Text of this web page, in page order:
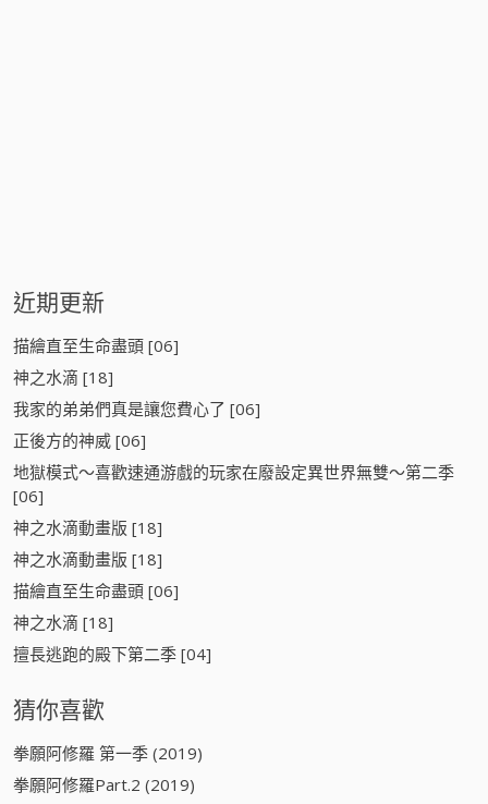
近期更新
描繪直至生命盡頭 [06]
神之水滴 [18]
我家的弟弟們真是讓您費心了 [06]
正後方的神威 [06]
地獄模式～喜歡速通游戲的玩家在廢設定異世界無雙～第二季
[06]
神之水滴動畫版 [18]
神之水滴動畫版 [18]
描繪直至生命盡頭 [06]
神之水滴 [18]
擅長逃跑的殿下第二季 [04]
猜你喜歡
拳願阿修羅 第一季 (2019)
拳願阿修羅Part.2 (2019)